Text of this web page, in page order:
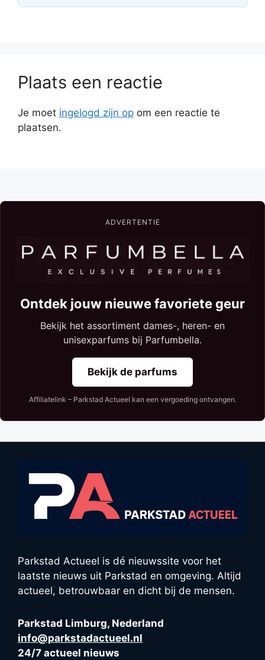
Plaats een reactie
Je moet ingelogd zijn op om een reactie te
plaatsen.
ADVERTENTIE
Ontdek jouw nieuwe favoriete geur
Bekijk het assortiment dames-, heren- en
unisexparfums bij Parfumbella.
Bekijk de parfums
Affiliatelink – Parkstad Actueel kan een vergoeding ontvangen.
Parkstad Actueel is dé nieuwssite voor het
laatste nieuws uit Parkstad en omgeving. Altijd
actueel, betrouwbaar en dicht bij de mensen.
Parkstad Limburg, Nederland
info@parkstadactueel.nl
24/7 actueel nieuws